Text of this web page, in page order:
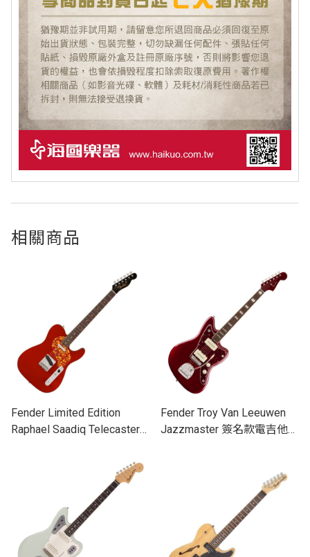
相關商品
Fender Limited Edition
Raphael Saadiq Telecaster
Fender Troy Van Leeuwen
Jazzmaster 簽名款電吉他